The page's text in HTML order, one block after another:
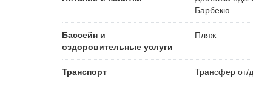
Барбекю
Бассейн и
оздоровительные услуги
Пляж
Транспорт Трансфер от/